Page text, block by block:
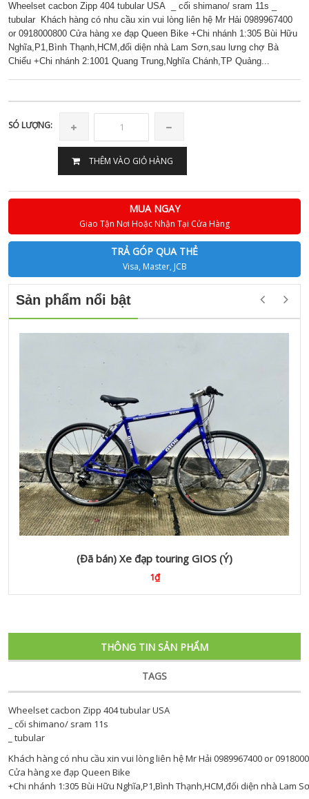
Wheelset cacbon Zipp 404 tubular USA _ cối shimano/ sram 11s _
tubular Khách hàng có nhu cầu xin vui lòng liên hệ Mr Hải 0989967400
or 0918000800 Cửa hàng xe đạp Queen Bike +Chi nhánh 1:305 Bùi Hữu
Nghĩa,P1,Bình Thạnh,HCM,đối diện nhà Lam Sơn,sau lưng chợ Bà
Chiểu +Chi nhánh 2:1001 Quang Trung,Nghĩa Chánh,TP Quảng...
SÓ LƯỢNG:
THÊM VÀO GIỎ HÀNG
MUA NGAY
Giao Tận Nơi Hoặc Nhận Tại Cửa Hàng
TRẢ GÓP QUA THẺ
Visa, Master, JCB
Sản phẩm nổi bật
(Đã bán) Xe đạp touring GIOS (Ý)
1₫
THÔNG TIN SẢN PHẨM
TAGS
Wheelset cacbon Zipp 404 tubular USA
_ cối shimano/ sram 11s
_ tubular
Khách hàng có nhu cầu xin vui lòng liên hệ Mr Hải 0989967400 or
Cửa hàng xe đạp Queen Bike
+Chi nhánh 1:305 Bùi Hữu Nghĩa,P1,Bình Thạnh,HCM,đối diện nhà Lam